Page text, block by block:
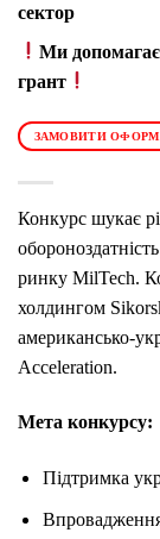
сектор
Ми
грант
ЗАМОВИТИ
Конкурс шукає
ринку MilTech.
холдингом
американсько-
Acceleration.
Мета конкурсу:
Підтримка